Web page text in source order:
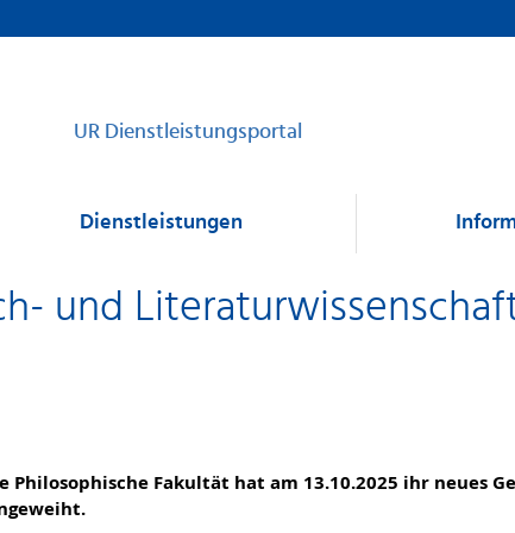
UR Dienstleistungsportal
Dienstleistungen
und
Philosophische Fakultät hat am 13.10.2025 ihr neues